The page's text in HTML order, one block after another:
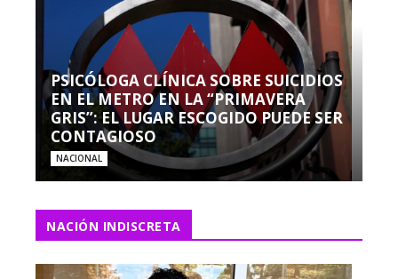
PSICÓLOGA CLÍNICA SOBRE SUICIDIOS
EN EL METRO EN LA “PRIMAVERA
GRIS”: EL LUGAR ESCOGIDO PUEDE SER
CONTAGIOSO
NACIONAL
NACIÓN INDISCRETA